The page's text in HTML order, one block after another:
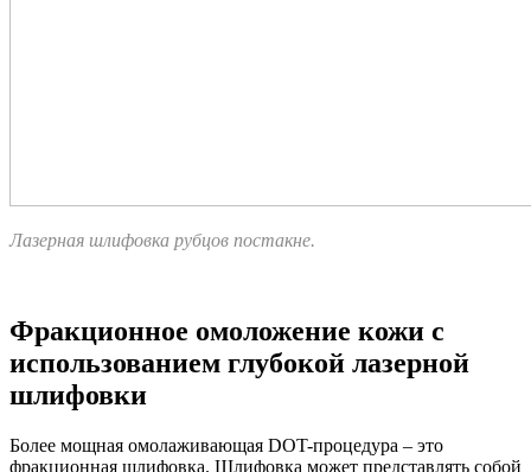
Лазерная шлифовка рубцов постакне.
Фракционное омоложение кожи с
использованием глубокой лазерной
шлифовки
Более мощная омолаживающая DOT-процедура – это
фракционная шлифовка. Шлифовка может представлять собой